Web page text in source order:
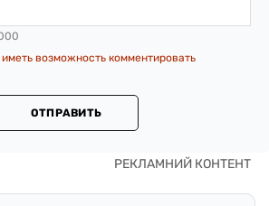
возможность комментировать
ОТПРАВИТЬ